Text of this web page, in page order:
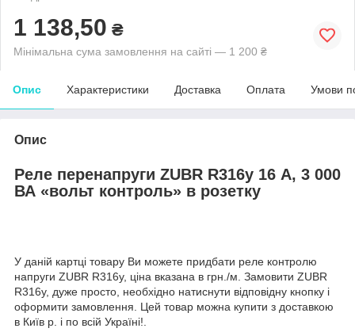
1 138,50 ₴
Мінімальна сума замовлення на сайті — 1 200 ₴
Опис Характеристики Доставка Оплата Умови
Опис
Реле перенапруги ZUBR R316y 16 А, 3 000
ВА «вольт контроль» в розетку
У даній картці товару Ви можете придбати реле контролю
напруги ZUBR R316y, ціна вказана в грн./м. Замовити ZUBR
R316y, дуже просто, необхідно натиснути відповідну кнопку і
оформити замовлення. Цей товар можна купити з доставкою
в Київ р. і по всій Україні!.